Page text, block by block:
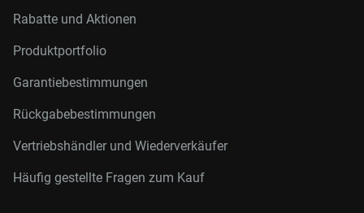
Rabatte und Aktionen
Produktportfolio
Garantiebestimmungen
Rückgabebestimmungen
Vertriebshändler und Wiederverkäufer
Häufig gestellte Fragen zum Kauf